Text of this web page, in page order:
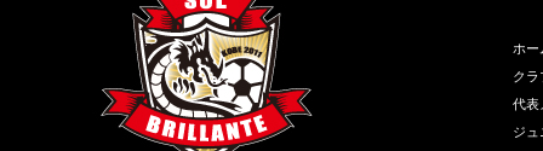
ホー
クラ
代表
ジュ